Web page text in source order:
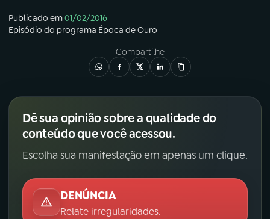
Publicado em01/02/2016
Episódio do programa Época de Ouro
Compartilhe
Dê sua opinião sobre a qualidade do
conteúdo que você acessou.
Escolha sua manifestação em apenas um clique.
DENÚNCIA
Relate irregularidades.